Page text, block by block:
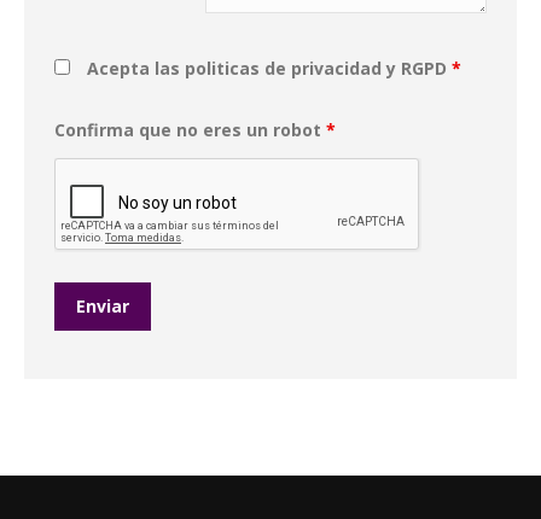
Acepta las politicas de privacidad y RGPD *
Confirma que no eres un robot *